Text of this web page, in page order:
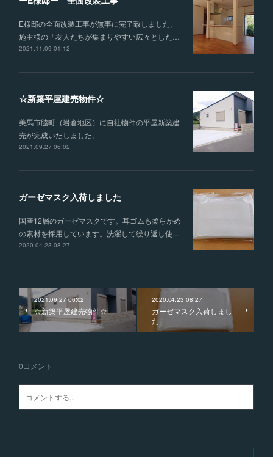
E様邸の全面改装工事が無事に完了致しました。
施主様の「友人たちが集まりやすい広々とした…
2021.11.09 01:12
☆新築平屋建売物件☆
美馬市脇町（岩倉地区）に自社物件の平屋新築建
売が完成いたしました。
2021.09.27 06:02
ガーゼマスク入荷しました
国産12層のガーゼマスクです。耳ゴムも柔らかめ
の素材を採用しています。洗濯して繰り返し使…
2020.04.23 08:27
2021.09.27 06:02
☆新築平屋建売物件☆
2020.04.23 08:27
ガーゼマスク入荷しまし
た
0コメント